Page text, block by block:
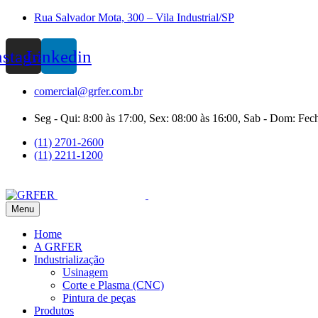
Rua Salvador Mota, 300 – Vila Industrial/SP
Linkedin
comercial@grfer.com.br
Seg - Qui: 8:00 às 17:00, Sex: 08:00 às 16:00, Sab - Dom:
(11) 2701-2600
(11) 2211-1200
Menu
Home
A GRFER
Industrialização
Usinagem
Corte e Plasma (CNC)
Pintura de peças
Produtos